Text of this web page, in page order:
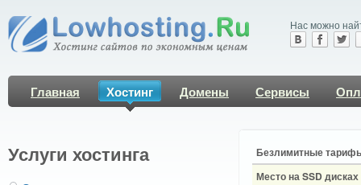
Нас можно
Главная Хостинг Домены Сервисы
Безлимитные
Место на SSD дисках
Услуги хостинга